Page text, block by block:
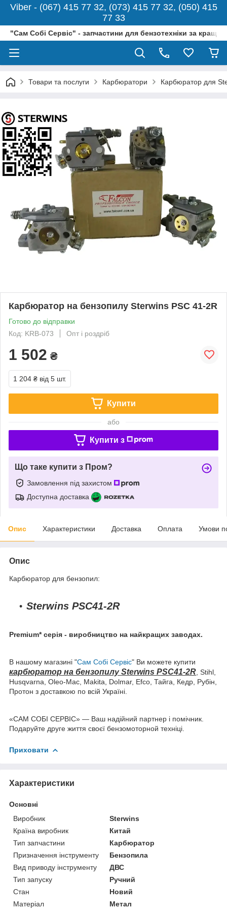
Viber - (067) 415 77 32, (073) 415 77 32, (050) 415
77 33
"Сам Собі Сервіс" - запчастини для бензотехніки за
Товари та послуги Карбюратори Карбюратор для
Карбюратор на бензопилу Sterwins PSC 41-2R
Готово до відправки
Код: KRB-073
Опт і роздріб
1 502 ₴
1 204 ₴ від 5 шт.
Купити
або
Купити з
Що таке купити з Пром?
Замовлення під захистом
Доступна доставка
Опис Характеристики Доставка Оплата Умови
Опис
Карбюратор для бензопил:
Sterwins PSC41-2R
Premium* серія - виробництво на найкращих заводах.
В нашому магазині "Сам Собі Сервіс" Ви можете купити
карбюратор на бензопилу Sterwins PSC41-2R Stihl,
Husqvarna, Oleo-Mac, Makita, Dolmar, Efco, Тайга, Кедр, Рубін,
Протон з доставкою по всій Україні.
«САМ СОБІ СЕРВІС» — Ваш надійний партнер і помічник.
Подаруйте друге життя своєї бензомоторной техніці.
Приховати
Характеристики
Основні
Виробник
Sterwins
Країна виробник
Китай
Тип запчастини
Карбюратор
Призначення інструменту
Бензопила
Вид приводу інструменту
ДВС
Тип запуску
Ручний
Стан
Новий
Матеріал
Метал